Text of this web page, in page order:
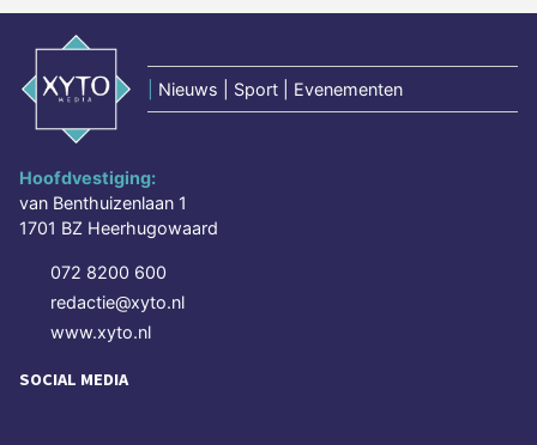
Nieuws | Sport | Evenementen
Hoofdvestiging:
van Benthuizenlaan 1
1701 BZ Heerhugowaard
072 8200 600
redactie@xyto.nl
www.xyto.nl
SOCIAL MEDIA